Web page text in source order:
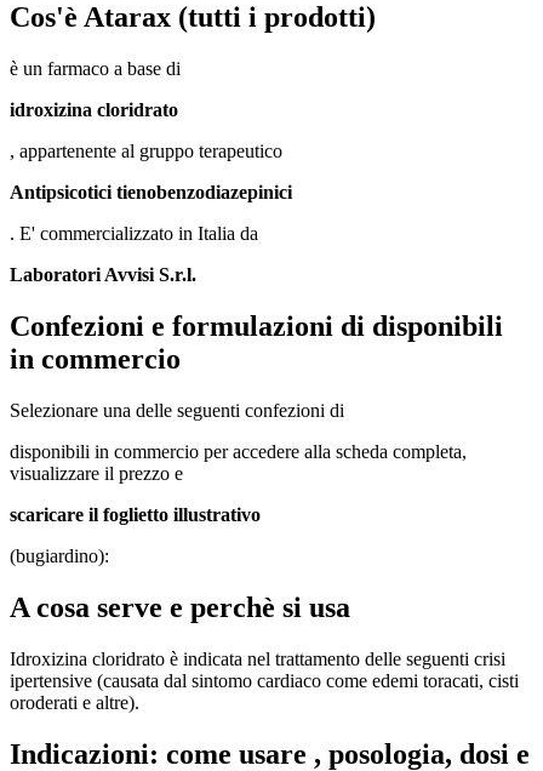
Cos'è Atarax (tutti i prodotti)
è un farmaco a base di
idroxizina cloridrato
, appartenente al gruppo terapeutico
Antipsicotici tienobenzodiazepinici
. E' commercializzato in Italia da
Laboratori Avvisi S.r.l.
Confezioni e formulazioni di disponibili
in commercio
Selezionare una delle seguenti confezioni di
disponibili in commercio per accedere alla scheda completa,
visualizzare il prezzo e
scaricare il foglietto illustrativo
(bugiardino):
A cosa serve e perchè si usa
Idroxizina cloridrato è indicata nel trattamento delle seguenti crisi
ipertensive (causata dal sintomo cardiaco come edemi toracati, cisti
oroderati e altre).
Indicazioni: come usare , posologia, dosi e